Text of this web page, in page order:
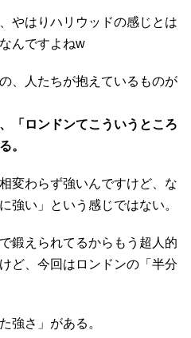
やはりハリウッドの感じとは
んですよねw
、人たちが抱えているものが
「ロンドンてこういうところ
。
変わらず強いんですけど、な
強い」という感じではない。
鍛えられてるからもう超人的
ど、今回はロンドンの「半分
強さ」がある。